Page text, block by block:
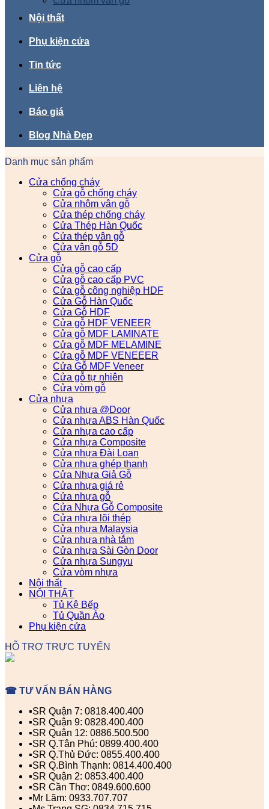
Nội thất
Phụ kiện cửa
Tin tức
Liên hệ
Báo giá
Blog Nhà Đẹp
Danh mục sản phẩm
Cửa chống cháy
Cửa gỗ chống cháy
Cửa nhôm vân gỗ
Cửa thép chống cháy
Cửa Thép Hàn Quốc
Cửa thép vân gỗ
Cửa vân gỗ 5D
Cửa gỗ
Cửa gỗ cao cấp
Cửa gỗ cao cấp PVC
Cửa gỗ công nghiệp HDF
Cửa Gỗ Hàn Quốc
Cửa Gỗ HDF
Cửa gỗ HDF VENEER
Cửa gỗ MDF LAMINATE
Cửa gỗ MDF MELAMINE
Cửa gỗ MDF VENEEER
Cửa Gỗ MDF Veneer
Cửa gỗ tự nhiên
Cửa vòm gỗ
Cửa nhựa
Cửa nhựa @Door
Cửa nhựa ABS Hàn Quốc
Cửa nhựa cao cấp
Cửa nhựa Composite
Cửa nhựa Đài Loan
Cửa nhựa ghép thanh
Cửa Nhựa Giả Gỗ
Cửa nhựa giá rẻ
Cửa nhựa gỗ
Cửa Nhựa Gỗ Composite
Cửa nhựa lõi thép
Cửa nhựa Malaysia
Cửa nhựa nhà tắm
Cửa nhựa Sài Gòn Door
Cửa nhựa Sungyu
Cửa vòm nhựa
Nội thất
NỘI THẤT
Tủ Kệ Bếp
Tủ Quần Áo
Phụ kiện cửa
HỖ TRỢ TRỰC TUYẾN
☎ TƯ VẤN BÁN HÀNG
▪️SR Quận 7: 0818.400.400
▪️SR Quận 9: 0828.400.400
▪️SR Quận 12: 0886.500.500
▪️SR Q.Tân Phú: 0899.400.400
▪️SR Q.Thủ Đức: 0855.400.400
▪️SR Q.Bình Thạnh: 0814.400.400
▪️SR Quận 2: 0853.400.400
▪️SR Cần Thơ: 0849.600.600
▪️Mr Lãm: 0933.707.707